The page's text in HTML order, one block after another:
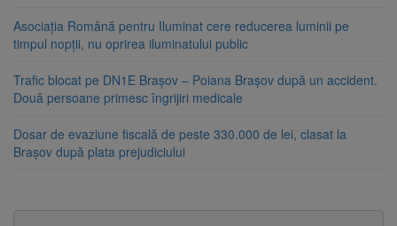
Asociația Română pentru Iluminat cere reducerea luminii pe
timpul nopții, nu oprirea iluminatului public
Trafic blocat pe DN1E Brașov – Poiana Brașov după un accident.
Două persoane primesc îngrijiri medicale
Dosar de evaziune fiscală de peste 330.000 de lei, clasat la
Brașov după plata prejudiciului